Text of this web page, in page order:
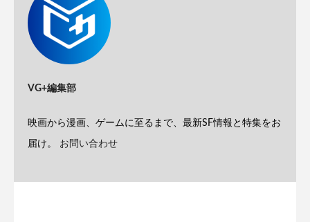
VG+編集部
映画から漫画、ゲームに至るまで、最新SF情報と特集をお
届け。 お問い合わせ